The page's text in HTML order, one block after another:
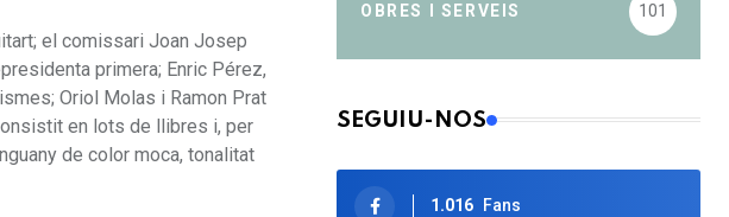
el comissari Joan Josep
primera; Enric Pérez,
Oriol Molas i Ramon Prat
en lots de llibres i, per
de color moca, tonalitat
OBRES I SERVEIS 101
SEGUIU-NOS
1.016 Fans